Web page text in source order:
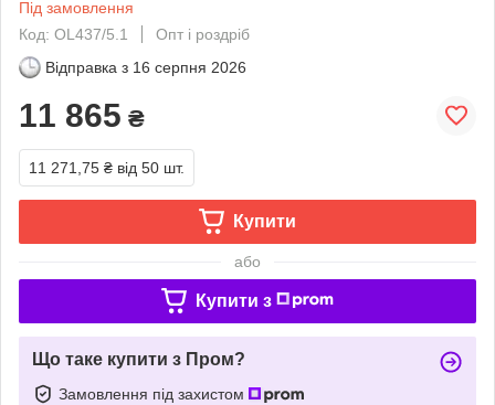
Під замовлення
Код: OL437/5.1
Опт і роздріб
Відправка з 16 серпня 2026
11 865 ₴
11 271,75 ₴ від 50 шт.
Купити
або
Купити з
Що таке купити з Пром?
Замовлення під захистом